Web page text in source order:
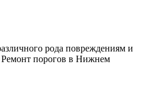
рода повреждениям и
Ремонт порогов в Нижнем